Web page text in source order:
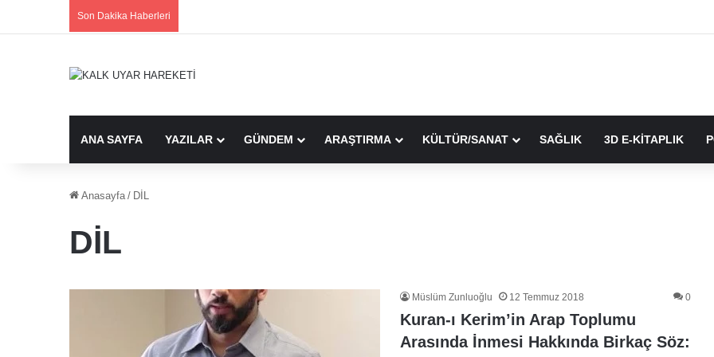
Son Dakika Haberleri
ANA SAYFA YAZILAR GÜNDEM ARAŞTIRMA KÜLTÜR/SANAT SAĞLIK 3D E-KİTAPLIK
Anasayfa / DİL
DİL
Müslüm Zunluoğlu 12 Temmuz 2018 0
Kuran-ı Kerim’in Arap Toplumu
Arasında İnmesi Hakkında Birkaç Söz: